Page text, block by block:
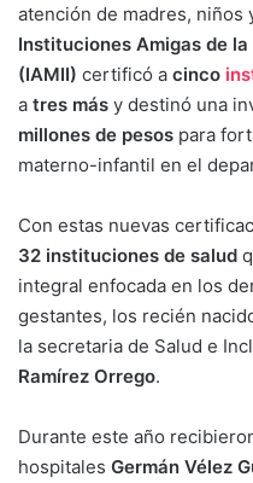
atención de madres, niños
Instituciones Amigas de la
(IAMII) certificó a cinco
a tres más y destinó una
millones de pesos para
materno-infantil en el
Con estas nuevas
32 instituciones de salud
integral enfocada en los
gestantes, los recién
la secretaria de Salud e
Ramírez Orrego.
Durante este año
hospitales Germán Vélez